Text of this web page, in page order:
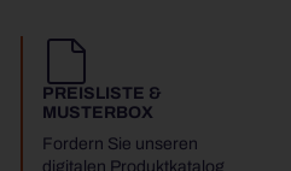
PREISLISTE &
MUSTERBOX
Fordern Sie unseren
digitalen Produktkatalog